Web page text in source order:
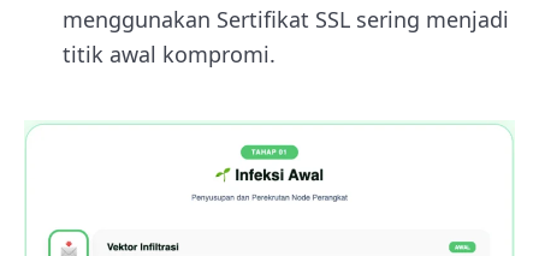
menggunakan Sertifikat SSL sering menjadi
titik awal kompromi.